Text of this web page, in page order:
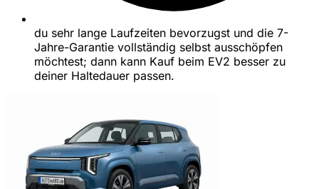
du sehr lange Laufzeiten bevorzugst und die 7-
Jahre-Garantie vollständig selbst ausschöpfen
möchtest; dann kann Kauf beim EV2 besser zu
deiner Haltedauer passen.